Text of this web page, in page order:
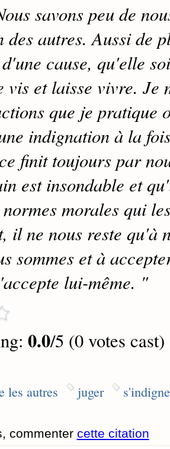
savons peu de
des autres. Aussi de
cause, qu'elle
vis et laisse vivre. Je
que je pratique
indignation à la
finit toujours par
est insondable et
morales qui
il ne nous reste qu'à
sommes et à
lui-même. "
0.0/5 (0 votes cast)
les autres juger
commenter cette citation